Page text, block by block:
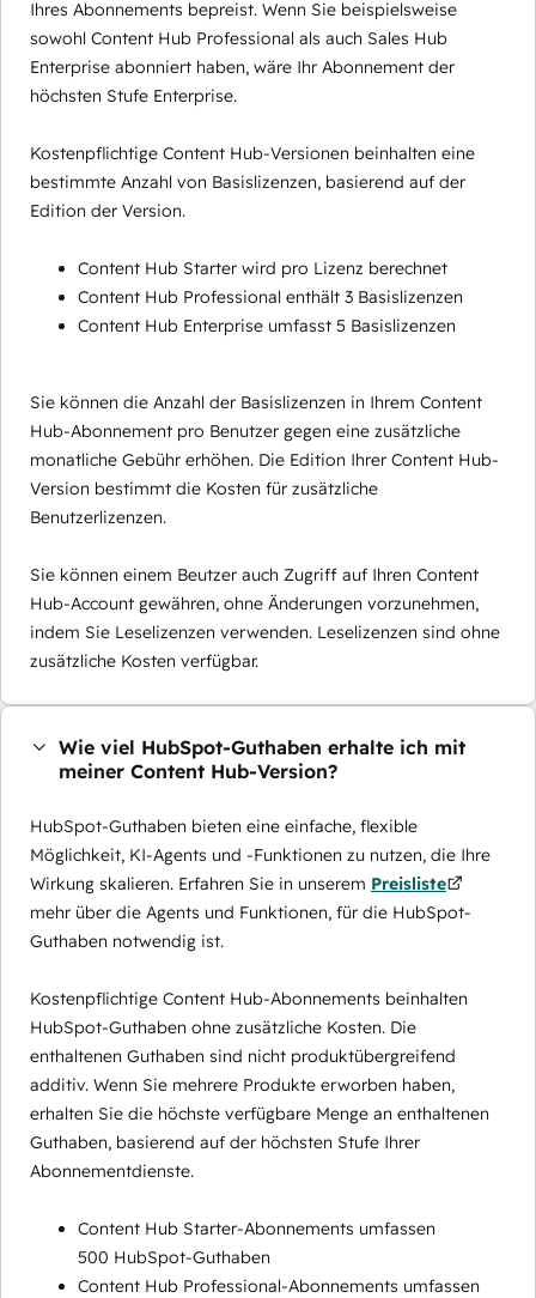
Ihres Abonnements bepreist. Wenn Sie beispielsweise
sowohl Content Hub Professional als auch Sales Hub
Enterprise abonniert haben, wäre Ihr Abonnement der
höchsten Stufe Enterprise.
Kostenpflichtige Content Hub-Versionen beinhalten eine
bestimmte Anzahl von Basislizenzen, basierend auf der
Edition der Version.
Content Hub Starter wird pro Lizenz berechnet
Content Hub Professional enthält 3 Basislizenzen
Content Hub Enterprise umfasst 5 Basislizenzen
Sie können die Anzahl der Basislizenzen in Ihrem Content
Hub-Abonnement pro Benutzer gegen eine zusätzliche
monatliche Gebühr erhöhen. Die Edition Ihrer Content Hub-
Version bestimmt die Kosten für zusätzliche
Benutzerlizenzen.
Sie können einem Beutzer auch Zugriff auf Ihren Content
Hub-Account gewähren, ohne Änderungen vorzunehmen,
indem Sie Leselizenzen verwenden. Leselizenzen sind ohne
zusätzliche Kosten verfügbar.
Wie viel HubSpot-Guthaben erhalte ich mit
meiner Content Hub-Version?
HubSpot-Guthaben bieten eine einfache, flexible
Möglichkeit, KI-Agents und -Funktionen zu nutzen, die Ihre
Wirkung skalieren. Erfahren Sie in unserem Preisliste
mehr über die Agents und Funktionen, für die HubSpot-
Guthaben notwendig ist.
Kostenpflichtige Content Hub-Abonnements beinhalten
HubSpot-Guthaben ohne zusätzliche Kosten. Die
enthaltenen Guthaben sind nicht produktübergreifend
additiv. Wenn Sie mehrere Produkte erworben haben,
erhalten Sie die höchste verfügbare Menge an enthaltenen
Guthaben, basierend auf der höchsten Stufe Ihrer
Abonnementdienste.
Content Hub Starter-Abonnements umfassen
500 HubSpot-Guthaben
Content Hub Professional-Abonnements umfassen